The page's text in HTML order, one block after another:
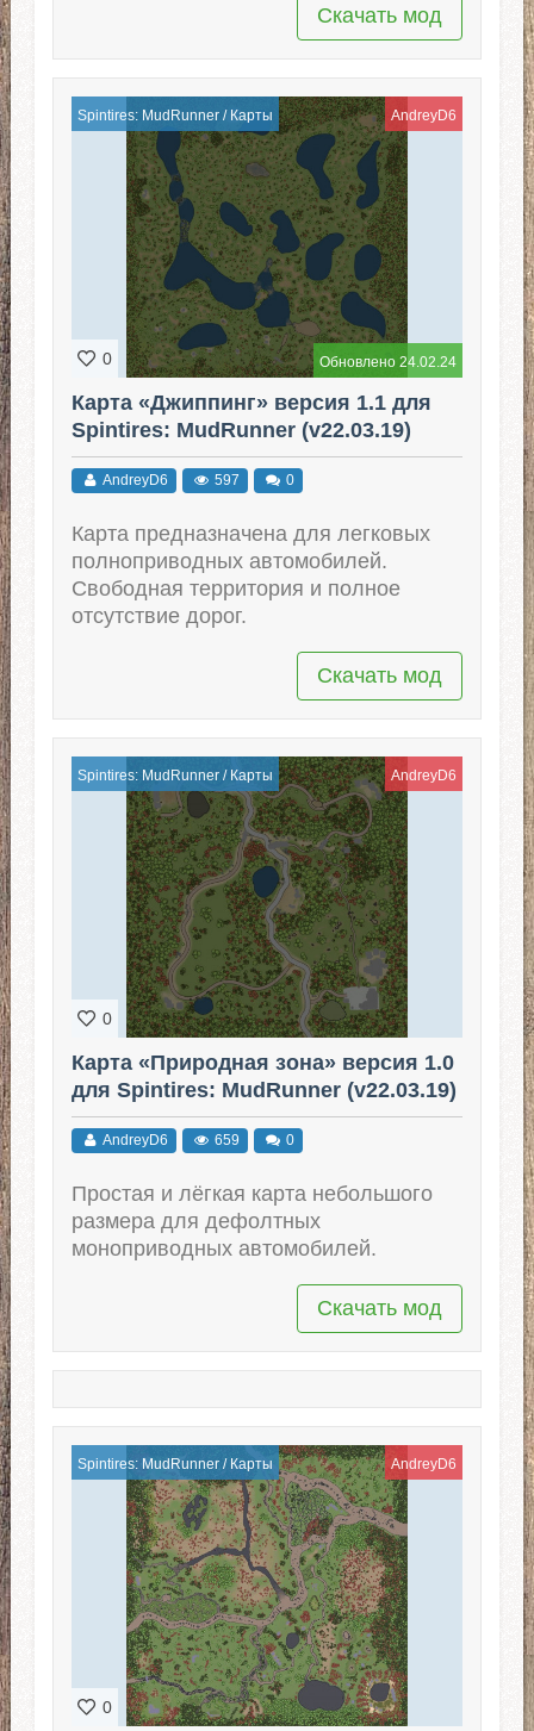
Скачать мод
Spintires: MudRunner/ Карты AndreyD6
Обновлено 24.02.24
0
Карта «Джиппинг» версия 1.1 для
Spintires: MudRunner (v22.03.19)
AndreyD6 597 0
Карта предназначена для легковых
полноприводных автомобилей.
Свободная территория и полное
отсутствие дорог.
Скачать мод
Spintires: MudRunner/ Карты AndreyD6
0
Карта «Природная зона» версия 1.0
для Spintires: MudRunner (v22.03.19)
AndreyD6 659 0
Простая и лёгкая карта небольшого
размера для дефолтных
моноприводных автомобилей.
Скачать мод
Spintires: MudRunner/ Карты AndreyD6
0